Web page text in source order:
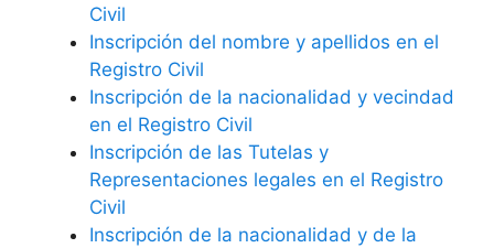
Civil
Inscripción del nombre y apellidos en el
Registro Civil
Inscripción de la nacionalidad y vecindad
en el Registro Civil
Inscripción de las Tutelas y
Representaciones legales en el Registro
Civil
Inscripción de la nacionalidad y de la